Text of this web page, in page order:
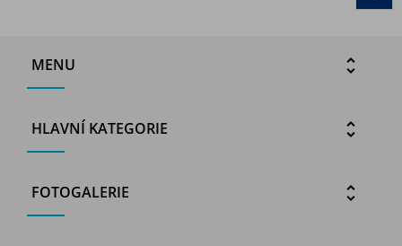
MENU
HLAVNÍ KATEGORIE
FOTOGALERIE